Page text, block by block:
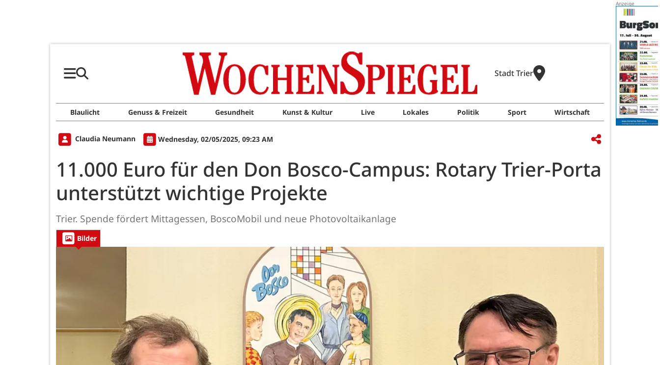
Stadt Trier
Blaulicht Genuss & Freizeit Gesundheit Kunst & Kultur Live Lokales Politik Sport Wirtschaft
Claudia Neumann Wednesday, 02/05/2025, 09:23 AM
11.000 Euro für den Don Bosco-Campus: Rotary Trier-Porta
unterstützt wichtige Projekte
Trier. Spende fördert Mittagessen, BoscoMobil und neue Photovoltaikanlage
Bilder